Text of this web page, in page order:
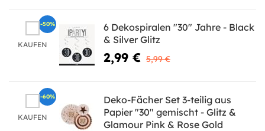
KAUFEN
6 Dekospiralen "30" Jahre - Black
& Silver Glitz
2,99 € 5,99 €
-50%
KAUFEN
Deko-Fächer Set 3-teilig aus
Papier "30" gemischt - Glitz &
Glamour Pink & Rose Gold
-60%